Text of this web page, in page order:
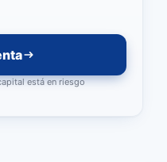
está en riesgo